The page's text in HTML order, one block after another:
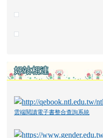
好站相連
雲端閱讀電子書整合查詢系統